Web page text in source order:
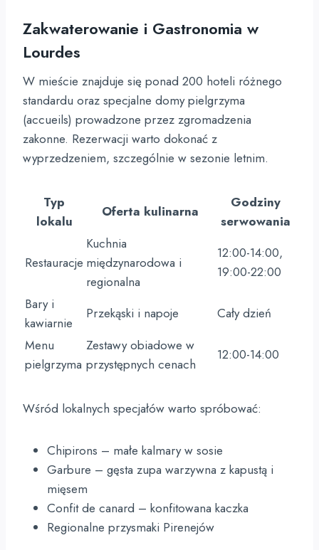
Zakwaterowanie i Gastronomia w
Lourdes
W mieście znajduje się ponad 200 hoteli różnego
standardu oraz specjalne domy pielgrzyma
(accueils) prowadzone przez zgromadzenia
zakonne. Rezerwacji warto dokonać z
wyprzedzeniem, szczególnie w sezonie letnim.
Typ
lokalu
Oferta kulinarna
Godziny
serwowania
Restauracje
Kuchnia
międzynarodowa i
regionalna
12:00-14:00,
19:00-22:00
Bary i
kawiarnie
Przekąski i napoje
Cały dzień
Menu
pielgrzyma
Zestawy obiadowe w
przystępnych cenach
12:00-14:00
Wśród lokalnych specjałów warto spróbować:
Chipirons – małe kalmary w sosie
Garbure – gęsta zupa warzywna z kapustą i
mięsem
Confit de canard – konfitowana kaczka
Regionalne przysmaki Pirenejów